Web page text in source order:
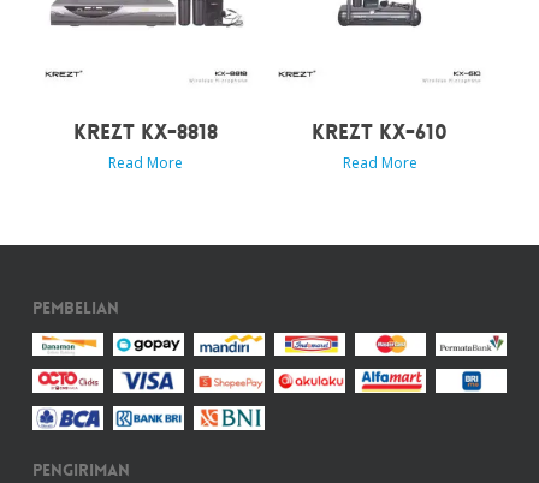
KREZT KX-8818
Read More
KREZT KX-610
Read More
Pembelian
Pengiriman